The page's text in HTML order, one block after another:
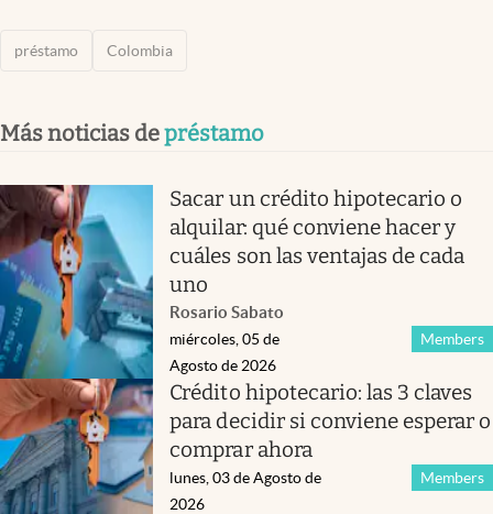
préstamo Colombia
Más noticias depréstamo
Sacar un crédito hipotecario o
alquilar: qué conviene hacer y
cuáles son las ventajas de cada
uno
Rosario Sabato
Members
miércoles, 05 de
Agosto de 2026
Crédito hipotecario: las 3 claves
para decidir si conviene esperar o
comprar ahora
Members
lunes, 03 de Agosto de
2026